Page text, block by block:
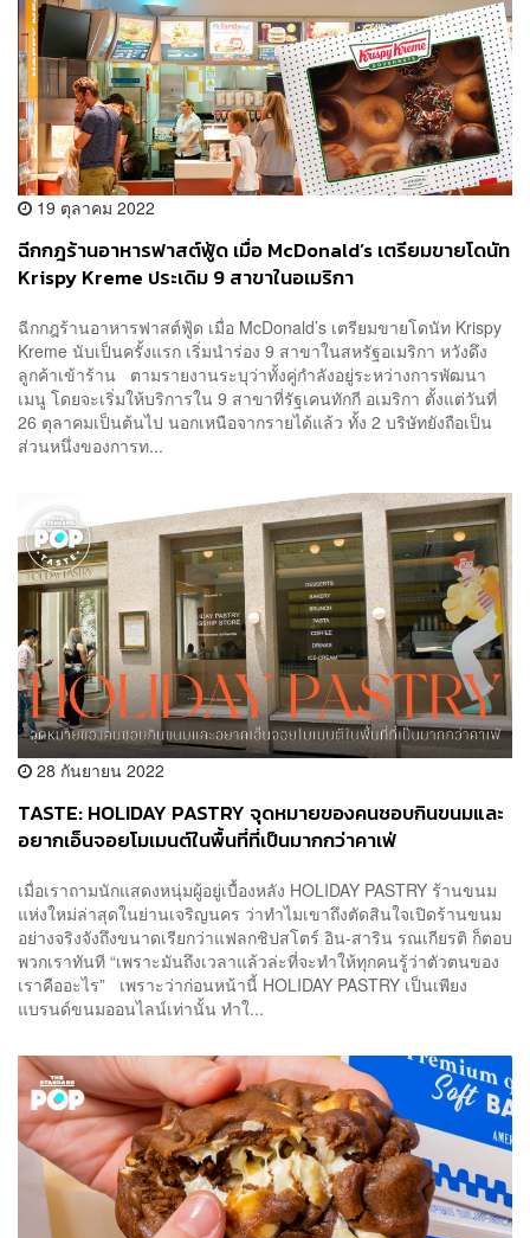
19 ตุลาคม 2022
ฉีกกฎร้านอาหารฟาสต์ฟู้ด เมื่อ McDonald’s เตรียมขายโดนัท
Krispy Kreme ประเดิม 9 สาขาในอเมริกา
ฉีกกฎร้านอาหารฟาสต์ฟู้ด เมื่อ McDonald’s เตรียมขายโดนัท Krispy
Kreme นับเป็นครั้งแรก เริ่มนำร่อง 9 สาขาในสหรัฐอเมริกา หวังดึง
ลูกค้าเข้าร้าน ตามรายงานระบุว่าทั้งคู่กำลังอยู่ระหว่างการพัฒนา
เมนู โดยจะเริ่มให้บริการใน 9 สาขาที่รัฐเคนทักกี อเมริกา ตั้งแต่วันที่
26 ตุลาคมเป็นต้นไป นอกเหนือจากรายได้แล้ว ทั้ง 2 บริษัทยังถือเป็น
ส่วนหนึ่งของการท...
28 กันยายน 2022
TASTE: HOLIDAY PASTRY จุดหมายของคนชอบกินขนมและ
อยากเอ็นจอยโมเมนต์ในพื้นที่ที่เป็นมากกว่าคาเฟ่
เมื่อเราถามนักแสดงหนุ่มผู้อยู่เบื้องหลัง HOLIDAY PASTRY ร้านขนม
แห่งใหม่ล่าสุดในย่านเจริญนคร ว่าทำไมเขาถึงตัดสินใจเปิดร้านขนม
อย่างจริงจังถึงขนาดเรียกว่าแฟลกชิปสโตร์ อิน-สาริน รณเกียรติ ก็ตอบ
พวกเราทันที “เพราะมันถึงเวลาแล้วล่ะที่จะทำให้ทุกคนรู้ว่าตัวตนของ
เราคืออะไร” เพราะว่าก่อนหน้านี้ HOLIDAY PASTRY เป็นเพียง
แบรนด์ขนมออนไลน์เท่านั้น ทำใ...